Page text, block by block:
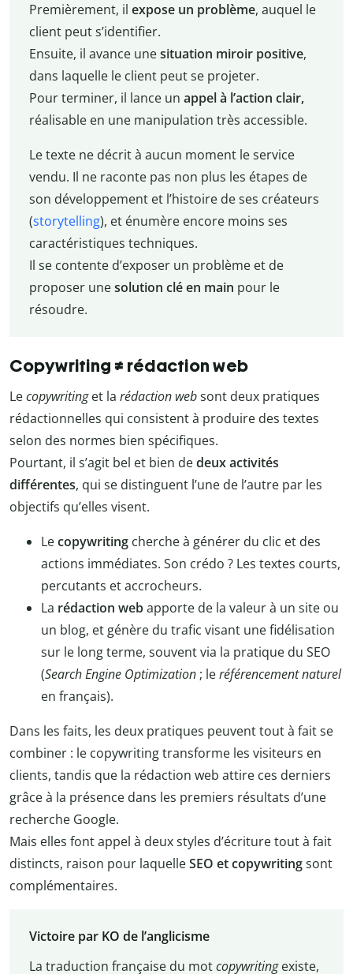
Premièrement, il expose un problème, auquel le
client peut s’identifier.
Ensuite, il avance unesituation miroir positive,
dans laquelle le client peut se projeter.
Pour terminer, il lance un appel à l’action clair,
réalisable en une manipulation très accessible.
Le texte ne décrit à aucun moment le service
vendu. Il ne raconte pas non plus les étapes de
son développement et l’histoire de ses créateurs
(storytelling), et énumère encore moins ses
caractéristiques techniques.
Il se contente d’exposer un problème et de
proposer unesolution clé en main pour le
résoudre.
Copywriting ≠ rédaction web
Lecopywritinget la rédaction websont deux pratiques
rédactionnelles qui consistent à produire des textes
selon des normes bien spécifiques.
Pourtant, il s’agit bel et bien dedeux activités
différentes, qui se distinguent l’une de l’autre par les
objectifs qu’elles visent.
Lecopywriting cherche à générer du clic et des
actions immédiates. Son crédo ? Les textes courts,
percutants et accrocheurs.
La rédaction webapporte de la valeur à un site ou
un blog, et génère du trafic visant une fidélisation
sur le long terme, souvent via la pratique du SEO
(Search Engine Optimization ; leréférencement naturel
en français).
Dans les faits, les deux pratiques peuvent tout à fait se
combiner : le copywriting transforme les visiteurs en
clients, tandis que la rédaction web attire ces derniers
grâce à la présence dans les premiers résultats d’une
recherche Google.
Mais elles font appel à deux styles d’écriture tout à fait
distincts, raison pour laquelleSEO et copywritingsont
complémentaires.
Victoire par KO de l’anglicisme
La traduction française du motcopywritingexiste,